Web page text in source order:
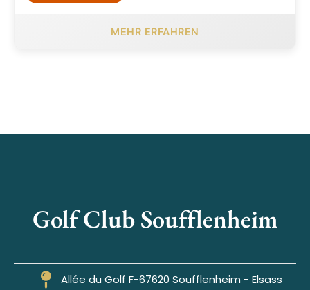
MEHR ERFAHREN
Golf Club Soufflenheim
Allée du Golf F-67620 Soufflenheim - Elsass